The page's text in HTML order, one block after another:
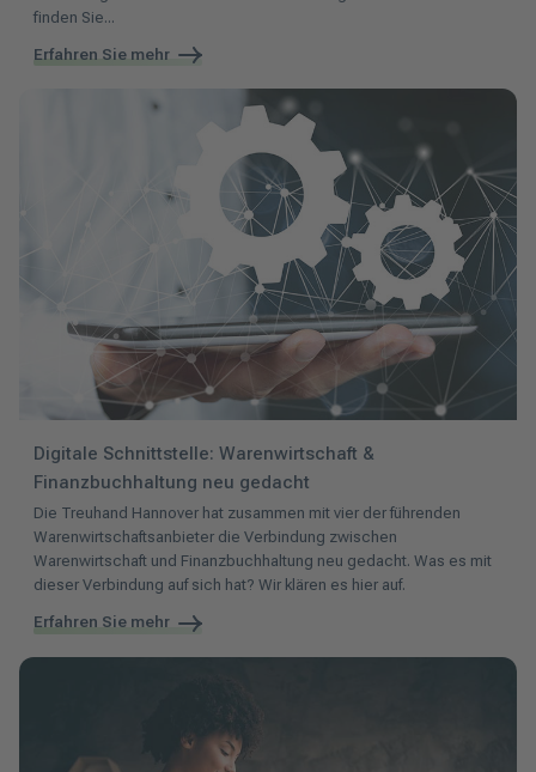
finden Sie...
Erfahren Sie mehr
Digitale Schnittstelle: Warenwirtschaft &
Finanzbuchhaltung neu gedacht
Die Treuhand Hannover hat zusammen mit vier der führenden
Warenwirtschaftsanbieter die Verbindung zwischen
Warenwirtschaft und Finanzbuchhaltung neu gedacht. Was es mit
dieser Verbindung auf sich hat? Wir klären es hier auf.
Erfahren Sie mehr